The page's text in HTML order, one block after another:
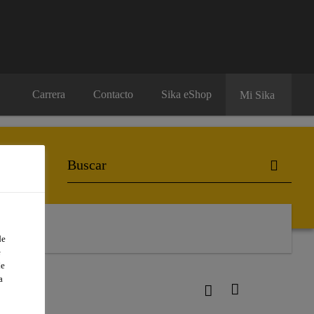
Carrera Contacto Sika eShop Mi Sika